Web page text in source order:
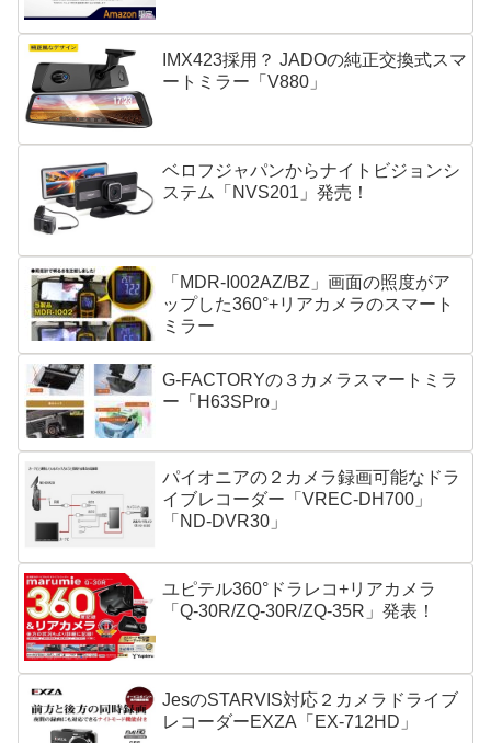
IMX423採用？ JADOの純正交換式スマ
ートミラー「V880」
ベロフジャパンからナイトビジョンシ
ステム「NVS201」発売！
「MDR-I002AZ/BZ」画面の照度がア
ップした360°+リアカメラのスマート
ミラー
G-FACTORYの３カメラスマートミラ
ー「H63SPro」
パイオニアの２カメラ録画可能なドラ
イブレコーダー「VREC-DH700」
「ND-DVR30」
ユピテル360°ドラレコ+リアカメラ
「Q-30R/ZQ-30R/ZQ-35R」発表！
JesのSTARVIS対応２カメラドライブ
レコーダーEXZA「EX-712HD」